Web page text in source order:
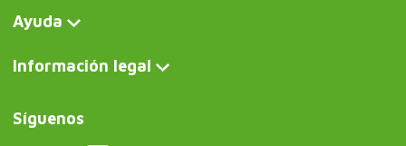
Ayuda
Información legal
Síguenos